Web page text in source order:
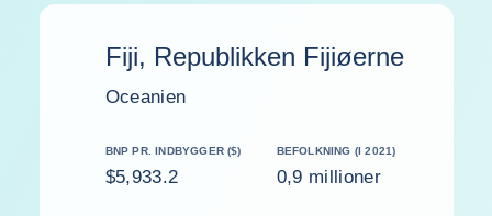
Fiji, Republikken Fijiøerne
Oceanien
BNP PR. INDBYGGER ($)
$5,933.2
BEFOLKNING (I 2021)
0,9 millioner